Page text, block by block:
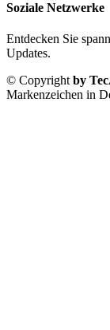
Soziale Netzwerke
Entdecken Sie
Updates.
© Copyright by
Markenzeichen in